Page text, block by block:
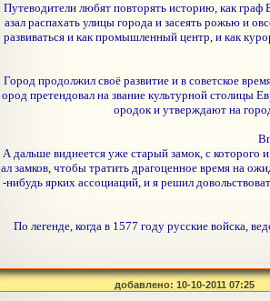
Путеводители любят повторять историю, как
азал распахать улицы города и засеять рожью и
развиваться и как промышленный центр, и как
Город продолжил своё развитие и в советское
ород претендовал на звание культурной столицы
ородок и утверждают на
А дальше виднеется уже старый замок, с которого
ал замков, чтобы тратить драгоценное время на
-нибудь ярких ассоциаций, и я решил
По легенде, когда в 1577 году русские войска,
добавлено: 10-10-2011 07:25